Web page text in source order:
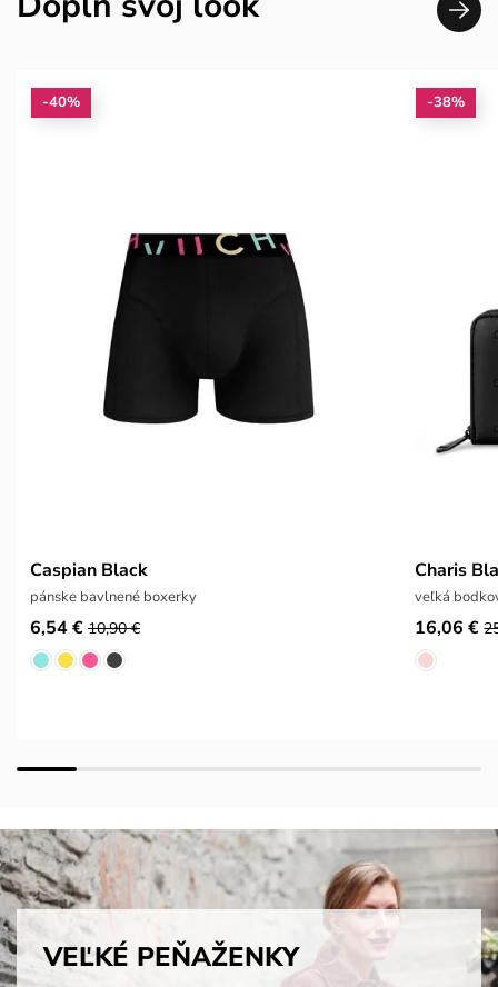
-40%
Caspian Black
pánske bavlnené boxerky
6,54 € 10,90 €
-38%
Charis
veľká
16,06 €
VEĽKÉ PEŇAŽENKY